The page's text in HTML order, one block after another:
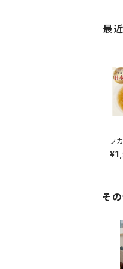
最
フ
2個
そ